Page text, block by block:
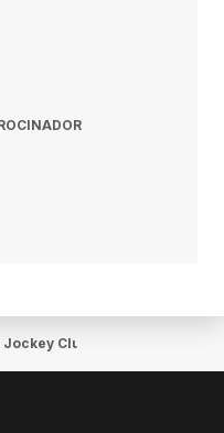
Jockey Club Brasileiro —